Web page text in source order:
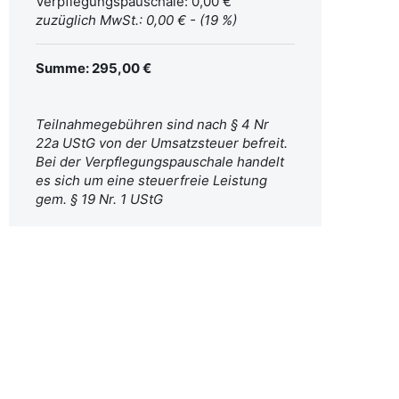
zuzüglich MwSt.: 0,00 € - (19 %)
Summe: 295,00 €
Teilnahmegebühren sind nach § 4 Nr
22a UStG von der Umsatzsteuer befreit.
Bei der Verpflegungspauschale handelt
es sich um eine steuerfreie Leistung
gem. § 19 Nr. 1 UStG